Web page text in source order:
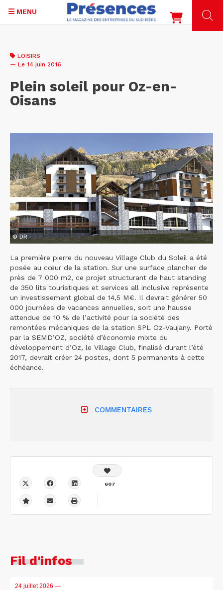
contenu
MENU
LOISIRS
— Le 14 juin 2016
Plein soleil pour Oz-en-
Oisans
© DR
La première pierre du nouveau Village Club du Soleil a été
posée au cœur de la station. Sur une surface plancher de
près de 7 000 m2, ce projet structurant de haut standing
de 350 lits touristiques et services all inclusive représente
un investissement global de 14,5 M€. Il devrait générer 50
000 journées de vacances annuelles, soit une hausse
attendue de 10 % de l’activité pour la société des
remontées mécaniques de la station SPL Oz-Vaujany. Porté
par la SEMD’OZ, société d’économie mixte du
développement d’Oz, le Village Club, finalisé durant l’été
2017, devrait créer 24 postes, dont 5 permanents à cette
échéance.
COMMENTAIRES
607
Fil d'infos
24 juillet 2026 —